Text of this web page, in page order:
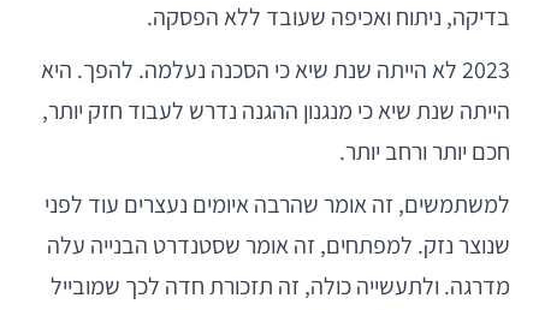
בדיקה, ניתוח ואכיפה שעובד ללא הפסקה.
2023 לא הייתה שנת שיא כי הסכנה נעלמה. להפך. היא
הייתה שנת שיא כי מנגנון ההגנה נדרש לעבוד חזק יותר,
חכם יותר ורחב יותר.
למשתמשים, זה אומר שהרבה איומים נעצרים עוד לפני
שנוצר נזק. למפתחים, זה אומר שסטנדרט הבנייה עלה
מדרגה. ולתעשייה כולה, זה תזכורת חדה לכך שמובייל